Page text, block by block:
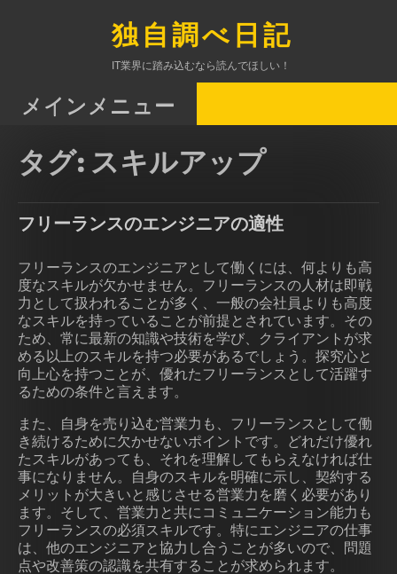
独自調べ日記
IT業界に踏み込むなら読んでほしい！
メインメニュー
タグ: スキルアップ
フリーランスのエンジニアの適性
フリーランスのエンジニアとして働くには、何よりも高
度なスキルが欠かせません。フリーランスの人材は即戦
力として扱われることが多く、一般の会社員よりも高度
なスキルを持っていることが前提とされています。その
ため、常に最新の知識や技術を学び、クライアントが求
める以上のスキルを持つ必要があるでしょう。探究心と
向上心を持つことが、優れたフリーランスとして活躍す
るための条件と言えます。
また、自身を売り込む営業力も、フリーランスとして働
き続けるために欠かせないポイントです。どれだけ優れ
たスキルがあっても、それを理解してもらえなければ仕
事になりません。自身のスキルを明確に示し、契約する
メリットが大きいと感じさせる営業力を磨く必要があり
ます。そして、営業力と共にコミュニケーション能力も
フリーランスの必須スキルです。特にエンジニアの仕事
は、他のエンジニアと協力し合うことが多いので、問題
点や改善策の認識を共有することが求められます。